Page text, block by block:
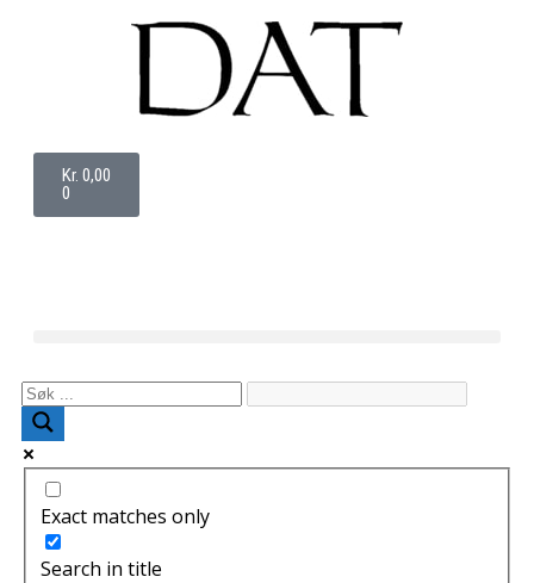
Kr 0,00
0
Exact matches only
Search in title